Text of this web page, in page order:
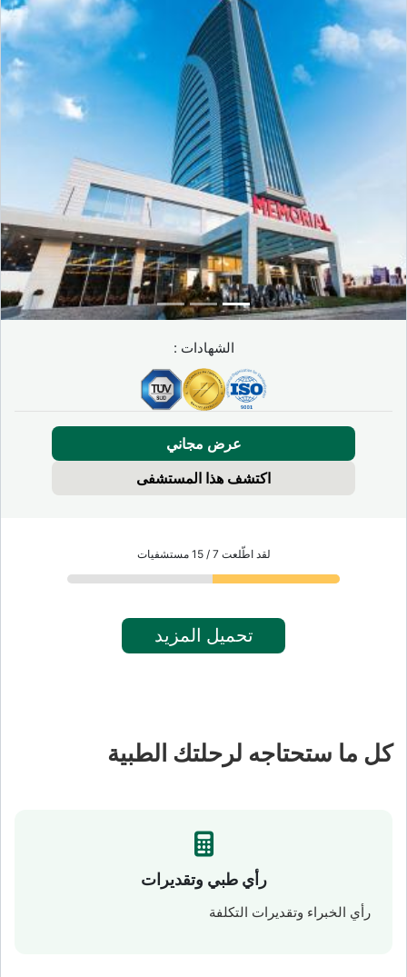
الشهادات :
عرض مجاني
اكتشف هذا المستشفى
لقد اطّلعت 7 / 15 مستشفيات
تحميل المزيد
كل ما ستحتاجه لرحلتك الطبية
رأي طبي وتقديرات
رأي الخبراء وتقديرات التكلفة